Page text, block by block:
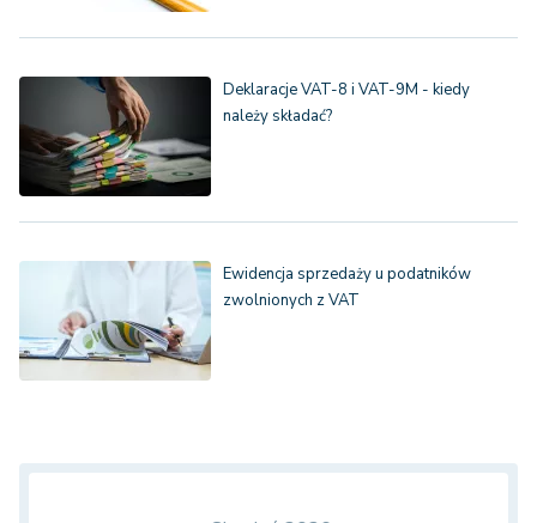
Deklaracje VAT-8 i VAT-9M - kiedy
należy składać?
Ewidencja sprzedaży u podatników
zwolnionych z VAT